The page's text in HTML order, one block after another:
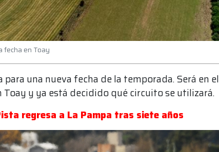
fecha en Toay
para una nueva fecha de la temporada. Será en el
y ya está decidido qué circuito se utilizará.
regresa a La Pampa tras siete años